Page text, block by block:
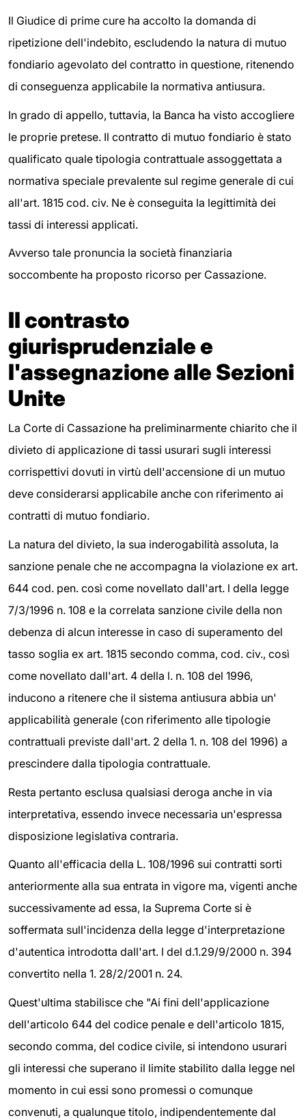
Il Giudice di prime cure ha accolto la domanda di
ripetizione dell'indebito, escludendo la natura di mutuo
fondiario agevolato del contratto in questione, ritenendo
di conseguenza applicabile la normativa antiusura.
In grado di appello, tuttavia, la Banca ha visto accogliere
le proprie pretese. Il contratto di mutuo fondiario è stato
qualificato quale tipologia contrattuale assoggettata a
normativa speciale prevalente sul regime generale di cui
all'art. 1815 cod. civ. Ne è conseguita la legittimità dei
tassi di interessi applicati.
Avverso tale pronuncia la società finanziaria
soccombente ha proposto ricorso per Cassazione.
Il contrasto
giurisprudenziale e
l'assegnazione alle Sezioni
Unite
La Corte di Cassazione ha preliminarmente chiarito che il
divieto di applicazione di tassi usurari sugli interessi
corrispettivi dovuti in virtù dell'accensione di un mutuo
deve considerarsi applicabile anche con riferimento ai
contratti di mutuo fondiario.
La natura del divieto, la sua inderogabilità assoluta, la
sanzione penale che ne accompagna la violazione ex art.
644 cod. pen. così come novellato dall'art. l della legge
7/3/1996 n. 108 e la correlata sanzione civile della non
debenza di alcun interesse in caso di superamento del
tasso soglia ex art. 1815 secondo comma, cod. civ., così
come novellato dall'art. 4 della l. n. 108 del 1996,
inducono a ritenere che il sistema antiusura abbia un'
applicabilità generale (con riferimento alle tipologie
contrattuali previste dall'art. 2 della 1. n. 108 del 1996) a
prescindere dalla tipologia contrattuale.
Resta pertanto esclusa qualsiasi deroga anche in via
interpretativa, essendo invece necessaria un'espressa
disposizione legislativa contraria.
Quanto all'efficacia della L. 108/1996 sui contratti sorti
anteriormente alla sua entrata in vigore ma, vigenti anche
successivamente ad essa, la Suprema Corte si è
soffermata sull'incidenza della legge d'interpretazione
d'autentica introdotta dall'art. l del d.1.29/9/2000 n. 394
convertito nella 1. 28/2/2001 n. 24.
Quest'ultima stabilisce che "Ai fini dell'applicazione
dell'articolo 644 del codice penale e dell'articolo 1815,
secondo comma, del codice civile, si intendono usurari
gli interessi che superano il limite stabilito dalla legge nel
momento in cui essi sono promessi o comunque
convenuti, a qualunque titolo, indipendentemente dal